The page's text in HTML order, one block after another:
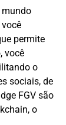
mundo
permite
você
o
sociais, de
FGV são
o